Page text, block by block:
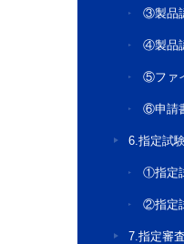
③製品
④製品
⑤ファ
⑥申請
6.指定試
①指定
②指定
7.指定審